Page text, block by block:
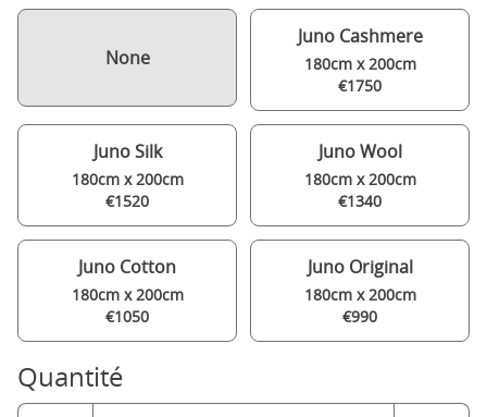
None
Juno Cashmere
180cm x 200cm
€1750
Juno Silk
180cm x 200cm
€1520
Juno Wool
180cm x 200cm
€1340
Juno Cotton
180cm x 200cm
€1050
Juno Original
180cm x 200cm
€990
Quantité